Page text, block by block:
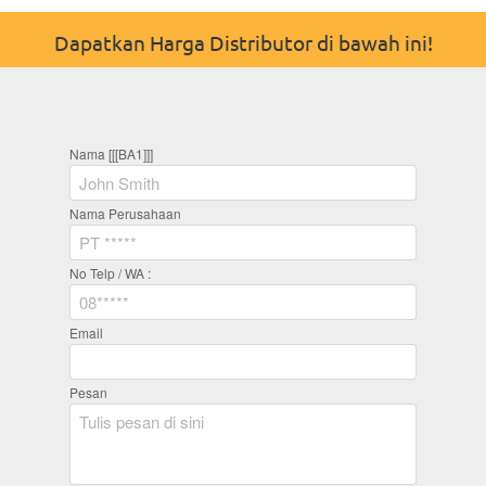
Dapatkan Harga Distributor di bawah ini!
Nama [[[BA1]]]
Nama Perusahaan
No Telp / WA :
Email
Pesan